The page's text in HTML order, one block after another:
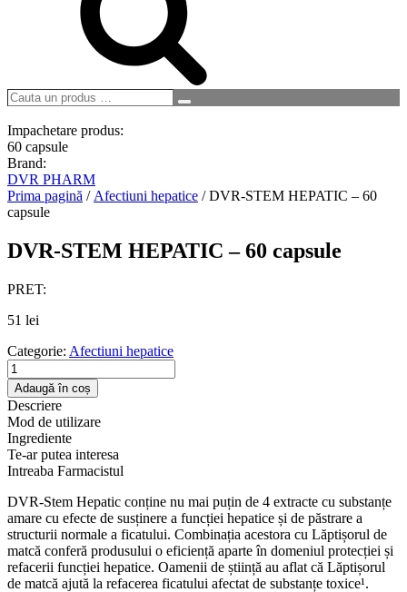
Cauta
produs
…
Search
Impachetare produs:
60 capsule
Brand:
DVR PHARM
Prima pagină / Afectiuni hepatice / DVR-STEM HEPATIC – 60
capsule
DVR-STEM HEPATIC – 60 capsule
PRET:
51 lei
Categorie: Afectiuni hepatice
Cantitate
DVR-
STEM
HEPATIC
–
60
capsule
Adaugă în coș
Descriere
Mod de utilizare
Ingrediente
Te-ar putea interesa
Intreaba Farmacistul
DVR-Stem Hepatic conține nu mai puțin de 4 extracte cu substanțe
amare cu efecte de susținere a funcției hepatice și de păstrare a
structurii normale a ficatului. Combinația acestora cu Lăptișorul de
matcă conferă produsului o eficiență aparte în domeniul protecției și
refacerii funcției hepatice. Oamenii de știință au aflat că Lăptișorul
de matcă ajută la refacerea ficatului afectat de substanțe toxice¹.